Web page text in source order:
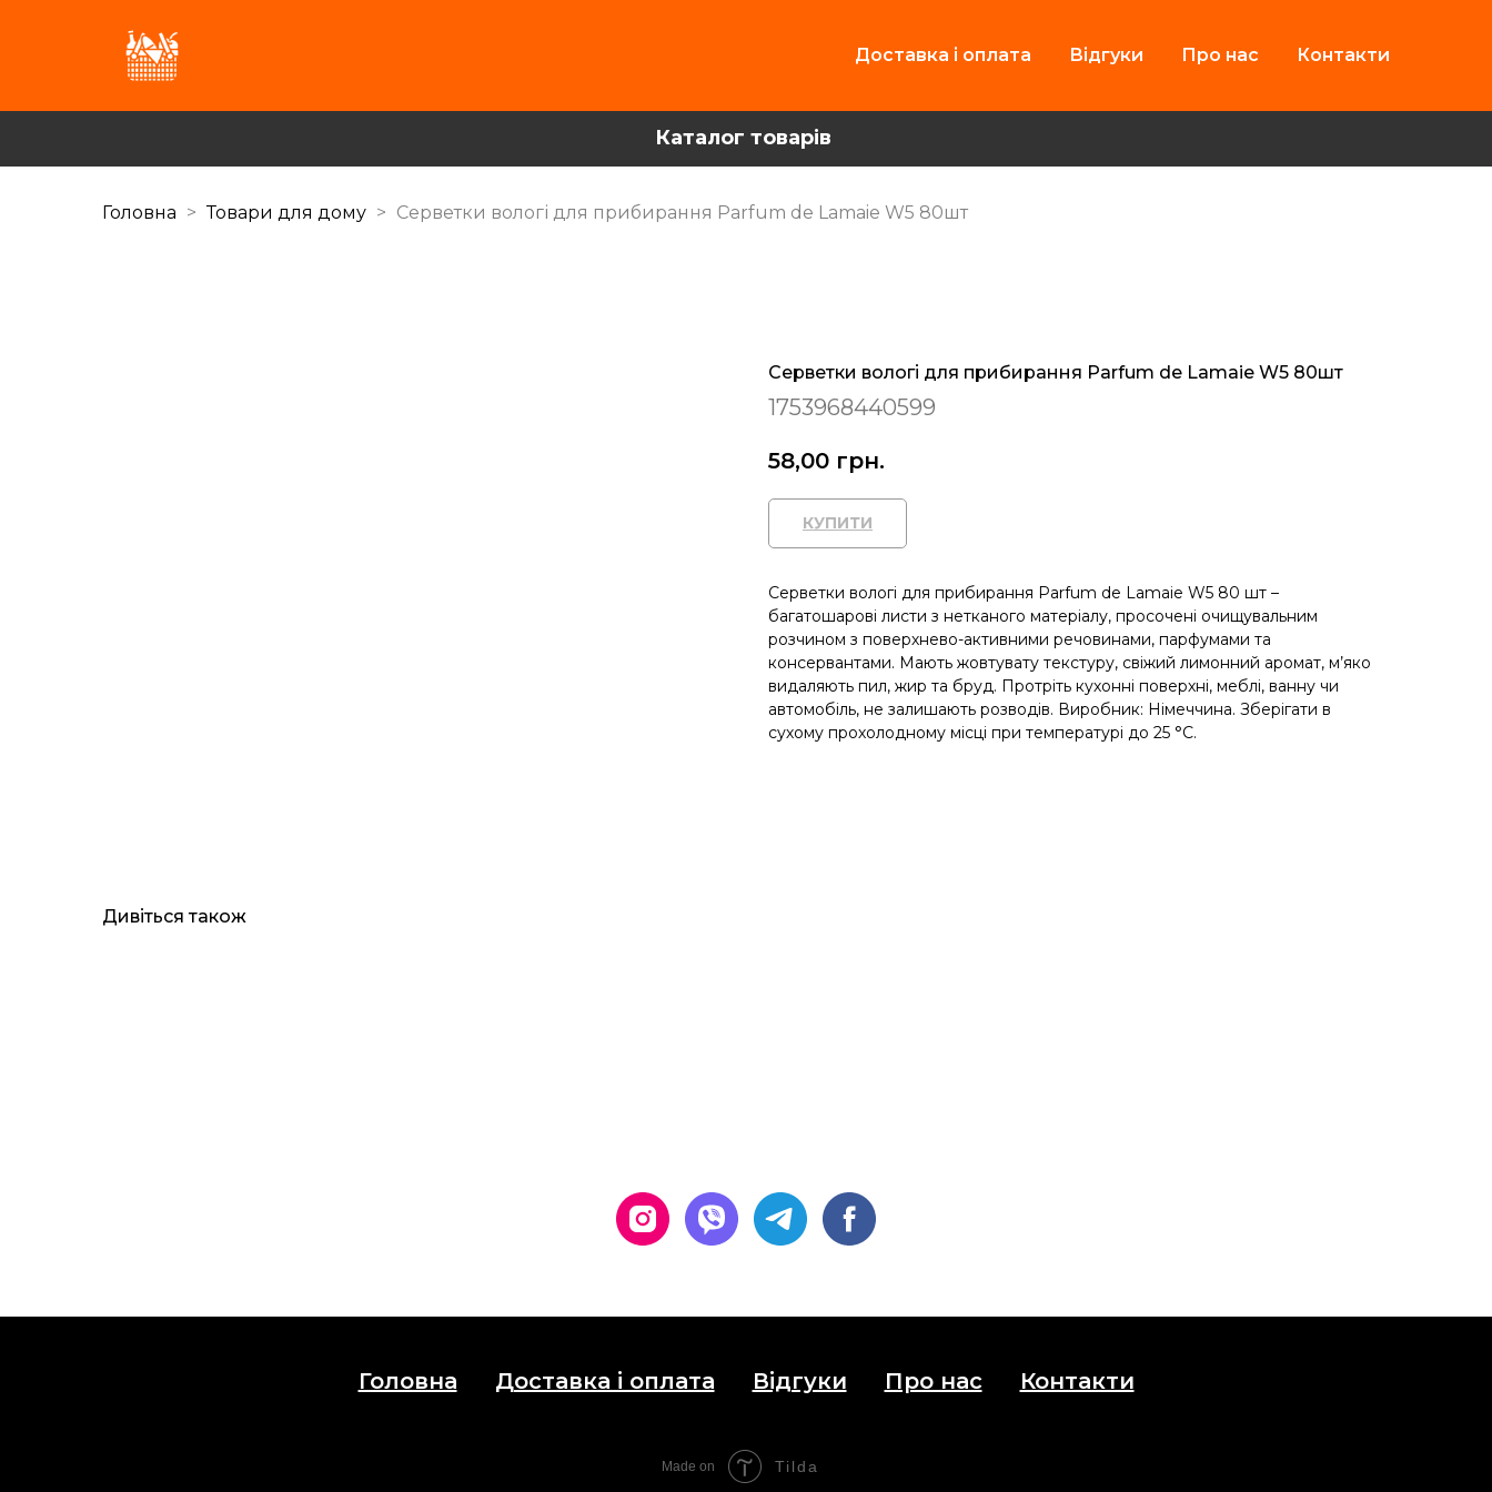
Доставка і оплата Відгуки Про нас Контакти
Каталог товарів
Головна Товари для дому Серветки вологі для прибирання Parfum de Lamaie W5 80шт
Серветки вологі для прибирання Parfum de Lamaie W5 80шт
1753968440599
58,00 грн.
КУПИТИ
Серветки вологі для прибирання Parfum de Lamaie W5 80 шт –
багатошарові листи з нетканого матеріалу, просочені очищувальним
розчином з поверхнево-активними речовинами, парфумами та
консервантами. Мають жовтувату текстуру, свіжий лимонний аромат, м’яко
видаляють пил, жир та бруд. Протріть кухонні поверхні, меблі, ванну чи
автомобіль, не залишають розводів. Виробник: Німеччина. Зберігати в
сухому прохолодному місці при температурі до 25 °С.
Дивіться також
Головна Доставка і оплата Відгуки Про нас Контакти
Made on Tilda